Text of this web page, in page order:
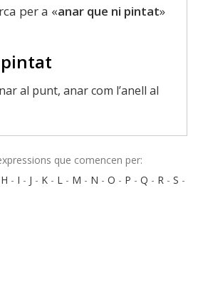
per a «anar que ni pintat»
al punt, anar com l’anell al
que comencen per:
H - I - J - K - L - M - N - O - P - Q - R - S -